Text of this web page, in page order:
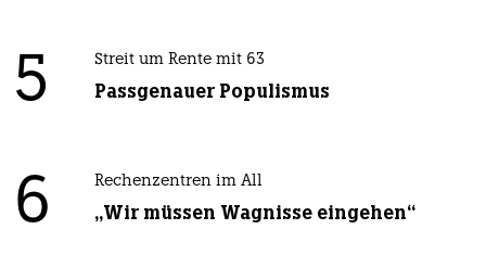
5 Streit um Rente mit 63
Passgenauer Populismus
6 Rechenzentren im All
„Wir müssen Wagnisse eingehen“